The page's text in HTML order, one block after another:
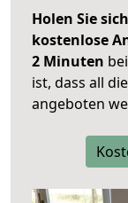
Holen Sie
kostenlose
2 Minuten
ist, dass all
angeboten